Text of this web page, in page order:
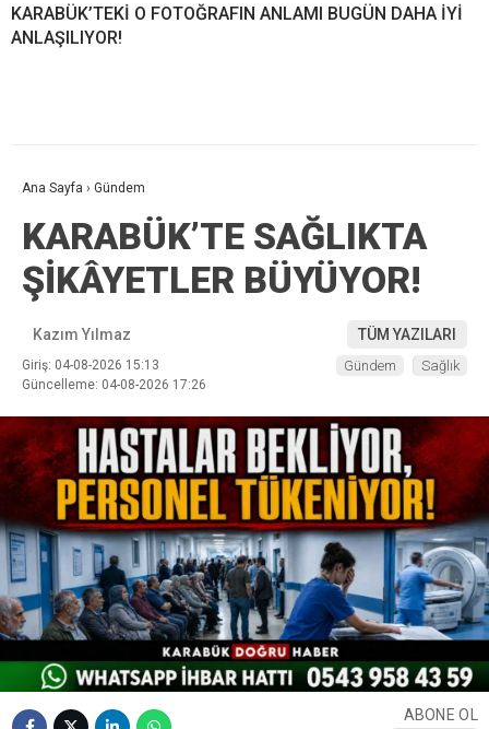
KARABÜK’TEKİ O FOTOĞRAFIN ANLAMI BUGÜN DAHA İYİ
ANLAŞILIYOR!
Ana Sayfa › Gündem
KARABÜK’TE SAĞLIKTA
ŞİKÂYETLER BÜYÜYOR!
Kazım Yılmaz TÜM YAZILARI
Giriş: 04-08-2026 15:13
Güncelleme: 04-08-2026 17:26
Gündem Sağlık
ABONE OL